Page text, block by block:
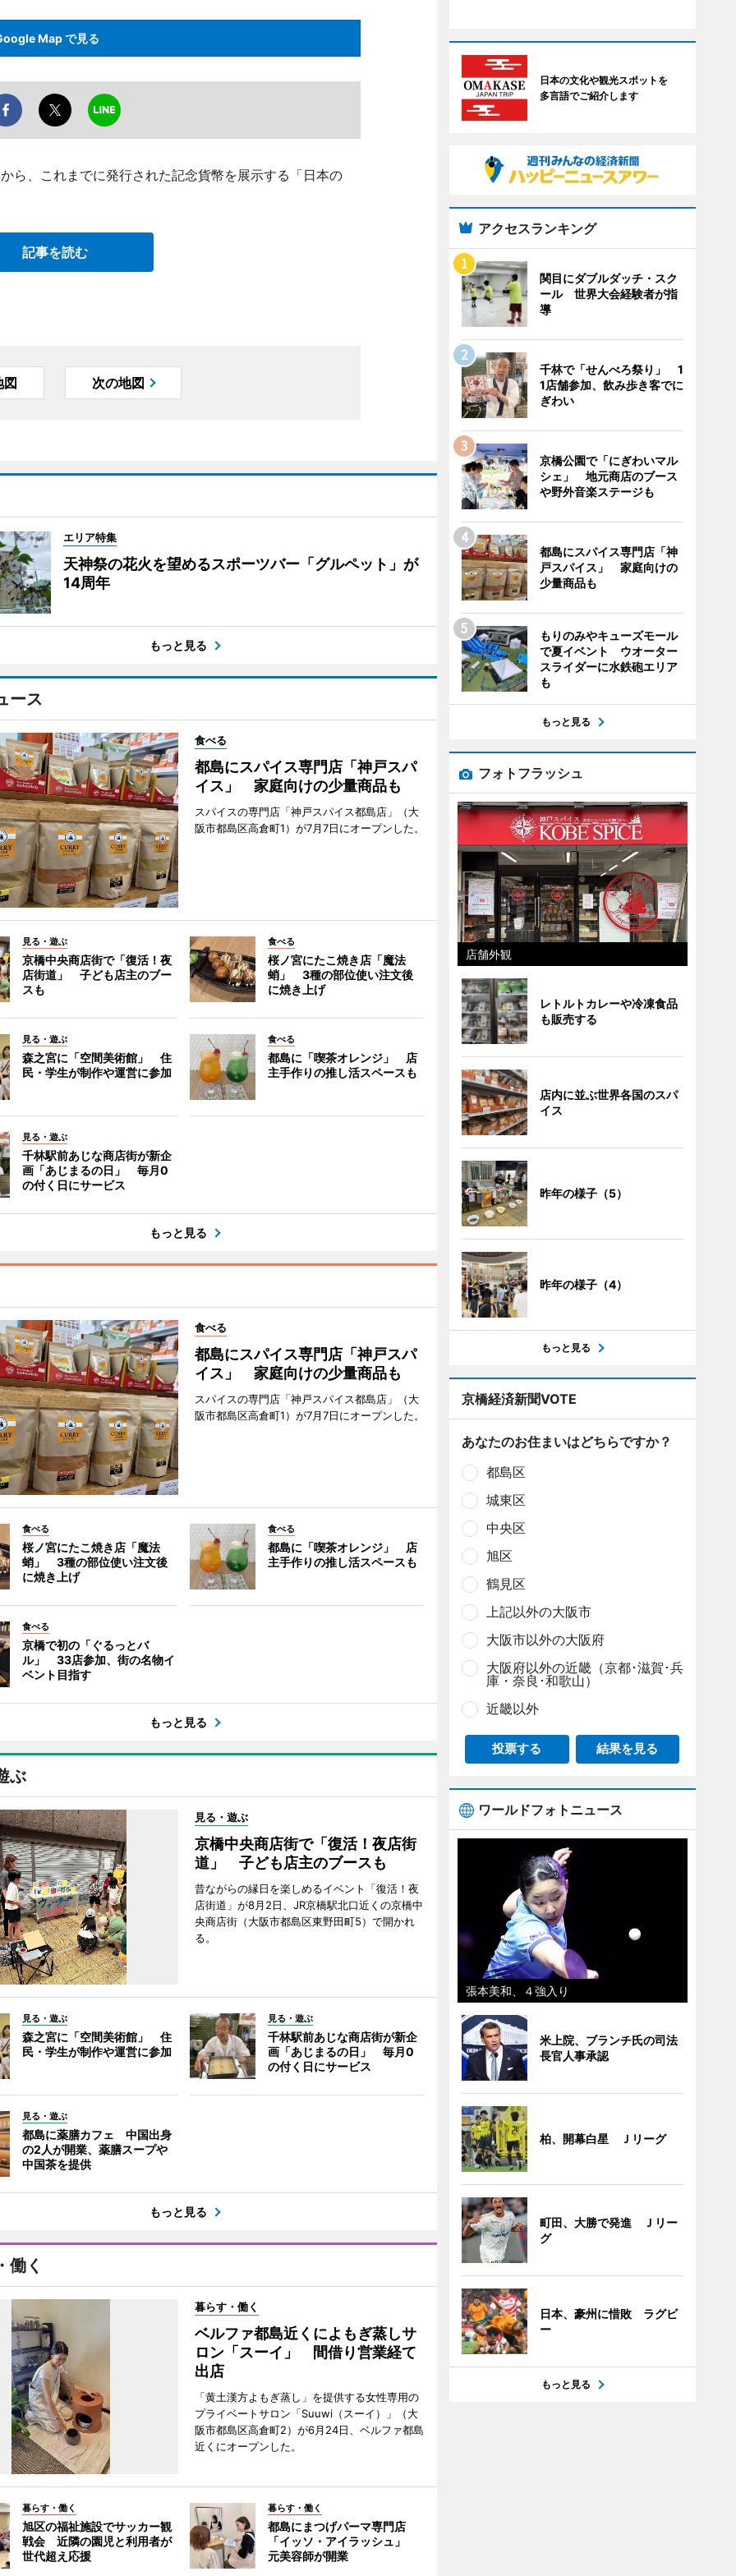
Map で見る
ら、これまでに発行された記念貨幣を展示する「日本の
記事を読む
図 次の地図
エリア特集
天神祭の花火を望めるスポーツバー「グルペット」が
14周年
もっと見る
ース
食べる
都島にスパイス専門店「神戸スパ
イス」 家庭向けの少量商品も
スパイスの専門店「神戸スパイス都島店」（大
阪市都島区高倉町1）が7月7日にオープンした。
見る・遊ぶ
京橋中央商店街で「復活！夜
店街道」 子ども店主のブー
スも
食べる
桜ノ宮にたこ焼き店「魔法
蛸」 3種の部位使い注文後
に焼き上げ
見る・遊ぶ
森之宮に「空間美術館」 住
民・学生が制作や運営に参加
食べる
都島に「喫茶オレンジ」 店
主手作りの推し活スペースも
見る・遊ぶ
千林駅前あじな商店街が新企
画「あじまるの日」 毎月0
の付く日にサービス
もっと見る
食べる
都島にスパイス専門店「神戸スパ
イス」 家庭向けの少量商品も
スパイスの専門店「神戸スパイス都島店」（大
阪市都島区高倉町1）が7月7日にオープンした。
食べる
桜ノ宮にたこ焼き店「魔法
蛸」 3種の部位使い注文後
に焼き上げ
食べる
都島に「喫茶オレンジ」 店
主手作りの推し活スペースも
食べる
京橋で初の「ぐるっとバ
ル」 33店参加、街の名物イ
ベント目指す
もっと見る
ぶ
見る・遊ぶ
京橋中央商店街で「復活！夜店街
道」 子ども店主のブースも
昔ながらの縁日を楽しめるイベント「復活！夜
店街道」が8月2日、JR京橋駅北口近くの京橋中
央商店街（大阪市都島区東野田町5）で開かれ
る。
見る・遊ぶ
森之宮に「空間美術館」 住
民・学生が制作や運営に参加
見る・遊ぶ
千林駅前あじな商店街が新企
画「あじまるの日」 毎月0
の付く日にサービス
見る・遊ぶ
都島に薬膳カフェ 中国出身
の2人が開業、薬膳スープや
中国茶を提供
もっと見る
働く
暮らす・働く
ベルファ都島近くによもぎ蒸しサ
ロン「スーイ」 間借り営業経て
出店
「黄土漢方よもぎ蒸し」を提供する女性専用の
プライベートサロン「Suuwi（スーイ）」（大
阪市都島区高倉町2）が6月24日、ベルファ都島
近くにオープンした。
暮らす・働く
旭区の福祉施設でサッカー観
戦会 近隣の園児と利用者が
世代超え応援
暮らす・働く
都島にまつげパーマ専門店
「イッソ・アイラッシュ」
元美容師が開業
日本の文化や観光スポットを
多言語でご紹介します
アクセスランキング
関目にダブルダッチ・スク
ール 世界大会経験者が指
導
千林で「せんべろ祭り」 1
1店舗参加、飲み歩き客でに
ぎわい
京橋公園で「にぎわいマル
シェ」 地元商店のブース
や野外音楽ステージも
都島にスパイス専門店「神
戸スパイス」 家庭向けの
少量商品も
もりのみやキューズモール
で夏イベント ウオーター
スライダーに水鉄砲エリア
も
もっと見る
フォトフラッシュ
店舗外観
レトルトカレーや冷凍食品
も販売する
店内に並ぶ世界各国のスパ
イス
昨年の様子（5）
昨年の様子（4）
もっと見る
京橋経済新聞VOTE
あなたのお住まいはどちらですか？
都島区
城東区
中央区
旭区
鶴見区
上記以外の大阪市
大阪市以外の大阪府
大阪府以外の近畿（京都･滋賀･兵
庫・奈良･和歌山）
近畿以外
投票する 結果を見る
ワールドフォトニュース
張本美和、４強入り
米上院、ブランチ氏の司法
長官人事承認
柏、開幕白星 Ｊリーグ
町田、大勝で発進 Ｊリー
グ
日本、豪州に惜敗 ラグビ
ー
もっと見る